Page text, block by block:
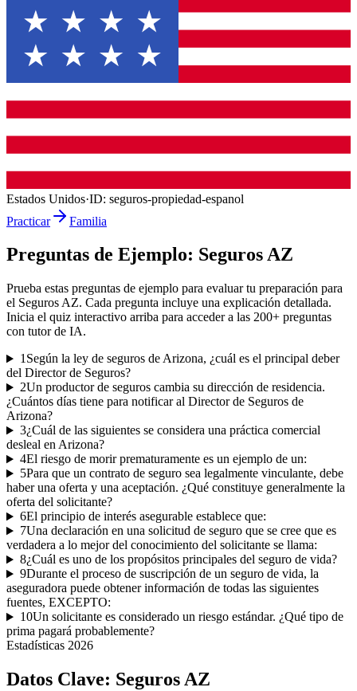
Estados Unidos·ID: seguros-propiedad-espanol
Practicar
Familia
Preguntas de Ejemplo: Seguros AZ
Prueba estas preguntas de ejemplo para evaluar tu preparación para
el Seguros AZ. Cada pregunta incluye una explicación detallada.
Inicia el quiz interactivo arriba para acceder a las 200+ preguntas
con tutor de IA.
1 Según la ley de seguros de Arizona, ¿cuál es el principal deber
del Director de Seguros?
2Un productor de seguros cambia su dirección de residencia.
¿Cuántos días tiene para notificar al Director de Seguros de
Arizona?
3¿Cuál de las siguientes se considera una práctica comercial
desleal en Arizona?
4El riesgo de morir prematuramente es un ejemplo de un:
5Para que un contrato de seguro sea legalmente vinculante, debe
haber una oferta y una aceptación. ¿Qué constituye generalmente la
oferta del solicitante?
6El principio de interés asegurable establece que:
7Una declaración en una solicitud de seguro que se cree que es
verdadera a lo mejor del conocimiento del solicitante se llama:
8¿Cuál es uno de los propósitos principales del seguro de vida?
9Durante el proceso de suscripción de un seguro de vida, la
aseguradora puede obtener información de todas las siguientes
fuentes, EXCEPTO:
10Un solicitante es considerado un riesgo estándar. ¿Qué tipo de
prima pagará probablemente?
Estadísticas 2026
Datos Clave: Seguros AZ